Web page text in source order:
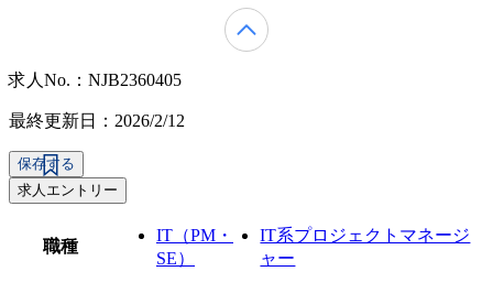
求人No.：NJB2360405
最終更新日：2026/2/12
保存する
求人エントリー
職種
IT（PM・
SE）
IT系プロジェクトマネージ
ャー